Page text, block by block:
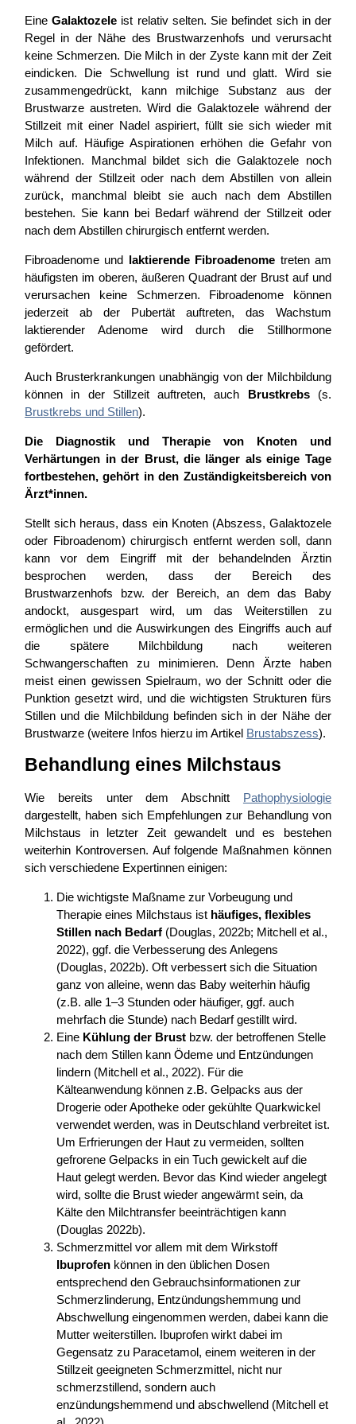
EineGalaktozele ist relativ selten. Sie befindet sich in der
Regel in der Nähe des Brustwarzenhofs und verursacht
keine Schmerzen. Die Milch in der Zyste kann mit der Zeit
eindicken. Die Schwellung ist rund und glatt. Wird sie
zusammengedrückt, kann milchige Substanz aus der
Brustwarze austreten. Wird die Galaktozele während der
Stillzeit mit einer Nadel aspiriert, füllt sie sich wieder mit
Milch auf. Häufige Aspirationen erhöhen die Gefahr von
Infektionen. Manchmal bildet sich die Galaktozele noch
während der Stillzeit oder nach dem Abstillen von allein
zurück, manchmal bleibt sie auch nach dem Abstillen
bestehen. Sie kann bei Bedarf während der Stillzeit oder
nach dem Abstillen chirurgisch entfernt werden.
Fibroadenome und laktierende Fibroadenome treten am
häufigsten im oberen, äußeren Quadrant der Brust auf und
verursachen keine Schmerzen. Fibroadenome können
jederzeit ab der Pubertät auftreten, das Wachstum
laktierender Adenome wird durch die Stillhormone
gefördert.
Auch Brusterkrankungen unabhängig von der Milchbildung
können in der Stillzeit auftreten, auch Brustkrebs(s.
Brustkrebs und Stillen).
Die Diagnostik und Therapie von Knoten und
Verhärtungen in der Brust, die länger als einige Tage
fortbestehen, gehört in den Zuständigkeitsbereich von
Ärzt*innen.
Stellt sich heraus, dass ein Knoten (Abszess, Galaktozele
oder Fibroadenom) chirurgisch entfernt werden soll, dann
kann vor dem Eingriff mit der behandelnden Ärztin
besprochen werden, dass der Bereich des
Brustwarzenhofs bzw. der Bereich, an dem das Baby
andockt, ausgespart wird, um das Weiterstillen zu
ermöglichen und die Auswirkungen des Eingriffs auch auf
die spätere Milchbildung nach weiteren
Schwangerschaften zu minimieren. Denn Ärzte haben
meist einen gewissen Spielraum, wo der Schnitt oder die
Punktion gesetzt wird, und die wichtigsten Strukturen fürs
Stillen und die Milchbildung befinden sich in der Nähe der
Brustwarze (weitere Infos hierzu im Artikel Brustabszess).
Behandlung eines Milchstaus
Wie bereits unter dem Abschnitt Pathophysiologie
dargestellt, haben sich Empfehlungen zur Behandlung von
Milchstaus in letzter Zeit gewandelt und es bestehen
weiterhin Kontroversen. Auf folgende Maßnahmen können
sich verschiedene Expertinnen einigen:
Die wichtigste Maßname zur Vorbeugung und
Therapie eines Milchstaus ist häufiges, flexibles
Stillen nach Bedarf (Douglas, 2022b; Mitchell et al.,
2022), ggf. die Verbesserung des Anlegens
(Douglas, 2022b). Oft verbessert sich die Situation
ganz von alleine, wenn das Baby weiterhin häufig
(z.B. alle 1–3 Stunden oder häufiger, ggf. auch
mehrfach die Stunde) nach Bedarf gestillt wird.
Eine Kühlung der Brust bzw. der betroffenen Stelle
nach dem Stillen kann Ödeme und Entzündungen
lindern (Mitchell et al., 2022). Für die
Kälteanwendung können z.B. Gelpacks aus der
Drogerie oder Apotheke oder gekühlte Quarkwickel
verwendet werden, was in Deutschland verbreitet ist.
Um Erfrierungen der Haut zu vermeiden, sollten
gefrorene Gelpacks in ein Tuch gewickelt auf die
Haut gelegt werden. Bevor das Kind wieder angelegt
wird, sollte die Brust wieder angewärmt sein, da
Kälte den Milchtransfer beeinträchtigen kann
(Douglas 2022b).
Schmerzmittel vor allem mit dem Wirkstoff
Ibuprofen können in den üblichen Dosen
entsprechend den Gebrauchsinformationen zur
Schmerzlinderung, Entzündungshemmung und
Abschwellung eingenommen werden, dabei kann die
Mutter weiterstillen. Ibuprofen wirkt dabei im
Gegensatz zu Paracetamol, einem weiteren in der
Stillzeit geeigneten Schmerzmittel, nicht nur
schmerzstillend, sondern auch
enzündungshemmend und abschwellend (Mitchell et